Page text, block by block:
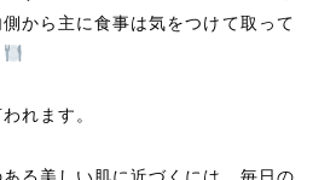
から主に食事は気をつけて取って
れます。
る美しい肌に近づくには、毎日の